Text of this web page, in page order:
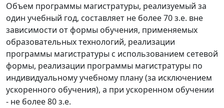
Объем программы магистратуры, реализуемый за
один учебный год, составляет не более 70 з.е. вне
зависимости от формы обучения, применяемых
образовательных технологий, реализации
программы магистратуры с использованием сетевой
формы, реализации программы магистратуры по
индивидуальному учебному плану (за исключением
ускоренного обучения), а при ускоренном обучении
- не более 80 з.е.